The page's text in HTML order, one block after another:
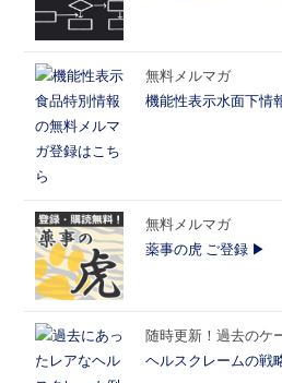
無料メルマガ
機能性表示水面下情
無料メルマガ
薬事の虎 ご登録 ▶
随時更新！過去のケ
ヘルスクレームの戦